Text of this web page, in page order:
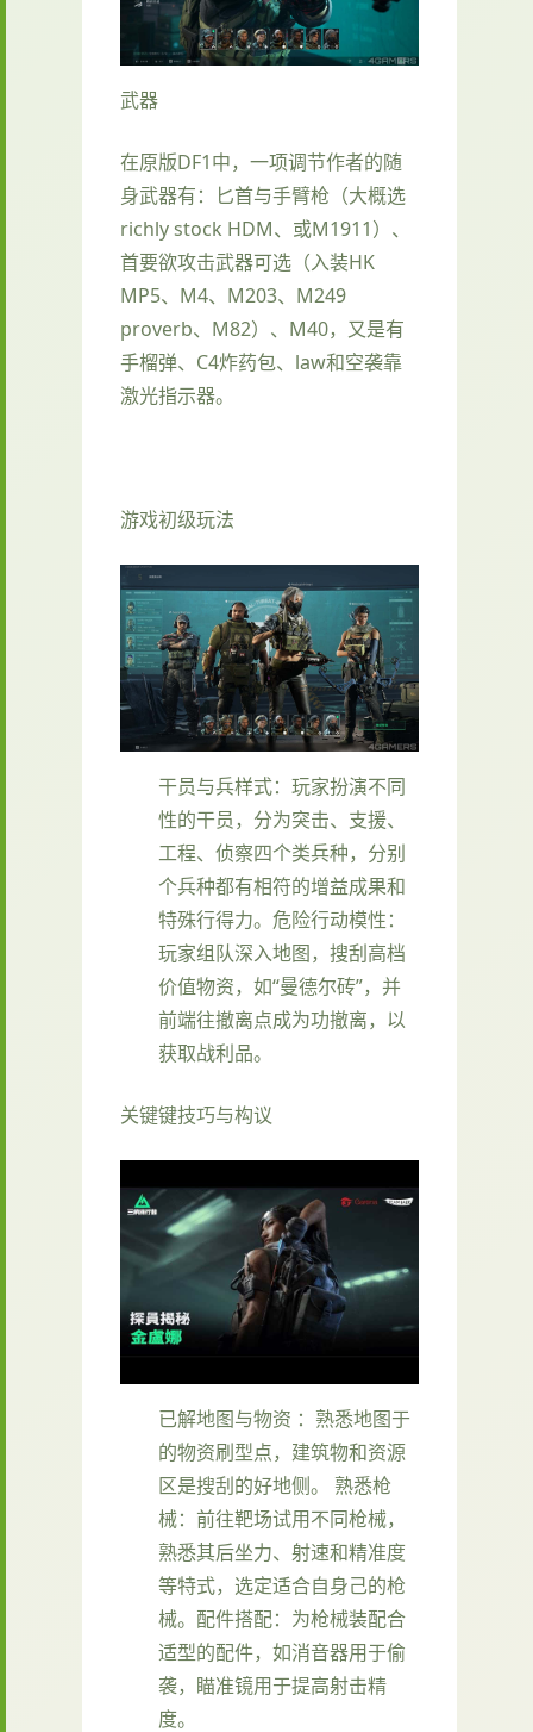
武器
在原版DF1中，一项调节作者的随
身武器有：匕首与手臂枪（大概选
richly stock HDM、或M1911）、
首要欲攻击武器可选（入装HK
MP5、M4、M203、M249
proverb、M82）、M40，又是有
手榴弹、C4炸药包、law和空袭靠
激光指示器。
游戏初级玩法
干员与兵样式：玩家扮演不同
性的干员，分为突击、支援、
工程、侦察四个类兵种，分别
个兵种都有相符的增益成果和
特殊行得力。 危险行动模性：
玩家组队深入地图，搜刮高档
价值物资，如“曼德尔砖”，并
前端往撤离点成为功撤离，以
获取战利品。
关键键技巧与构议
已解地图与物资 ：熟悉地图于
的物资刷型点，建筑物和资源
区是搜刮的好地侧。
熟悉枪
械：前往靶场试用不同枪械，
熟悉其后坐力、射速和精准度
等特式，选定适合自身己的枪
械。 配件搭配：为枪械装配合
适型的配件，如消音器用于偷
袭，瞄准镜用于提高射击精
度。